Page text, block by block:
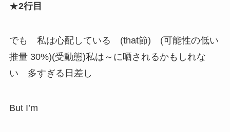
★2行目
でも 私は心配している (that節) (可能性の低い
推量 30%)(受動態)私は～に晒されるかもしれな
い 多すぎる日差し
But I’m